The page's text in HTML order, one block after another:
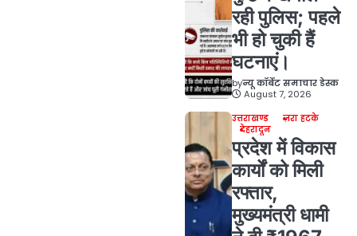
रही पुलिस; पहले
भी हो चुकी हैं
घटनाएं।
byन्यू कॉर्बेट समाचार डेस्क
August 7, 2026
उत्तराखण्ड
ज़रा हटके
देहरादून
प्रदेश में विकास
कार्यों को मिली
रफ्तार,
मुख्यमंत्री धामी